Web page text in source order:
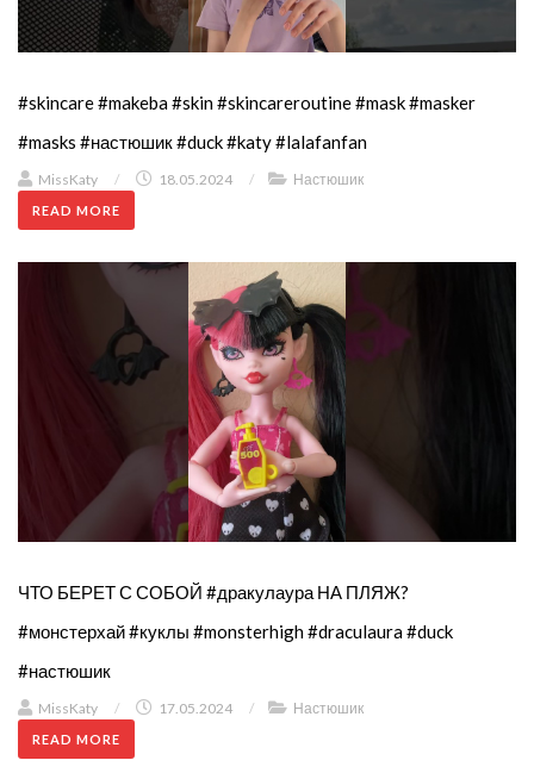
#skincare #makeba #skin #skincareroutine #mask #masker
#masks #настюшик #duck #katy #lalafanfan
MissKaty / 18.05.2024 / Настюшик
READ MORE
ЧТО БЕРЕТ С СОБОЙ #дракулаура НА ПЛЯЖ?
#монстерхай #куклы #monsterhigh #draculaura #duck
#настюшик
MissKaty / 17.05.2024 / Настюшик
READ MORE